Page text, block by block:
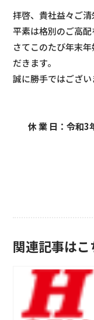
拝啓、貴社益々ご清
平素は格別のご高配
さてこのたび年末
だきます。
誠に勝手ではござい
休 業 日：令和
関連記事はこ